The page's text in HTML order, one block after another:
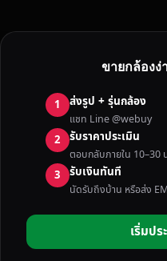
ล้
มื
อ
ส
อ
ง
จั
ขายกล้องง่
1 ส่งรูป + รุ่นกล้อง
แชท Line @webuy
2 รับราคาประเมิน
ตอบกลับภายใน 10–30
3 รับเงินทันที
นัดรับถึงบ้าน หรือส่ง
เริ่มปร